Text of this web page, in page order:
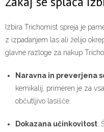
Izbira Trichomist spreja je
z izpadanjem las ali želijo
glavne razloge za nakup
Naravna in preverjena
kemikalij, primeren je za
občutljivo lasišče.
Dokazana učinkovitost: